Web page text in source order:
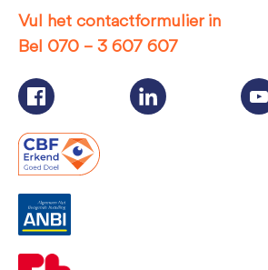
Vul het contactformulier in
Bel 070 – 3 607 607